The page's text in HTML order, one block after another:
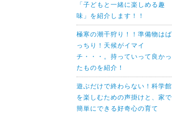
「子どもと一緒に楽しめる趣
味」を紹介します！！
極寒の潮干狩り！！準備物はば
っちり！天候がイマイ
チ・・・。持っていって良かっ
たものを紹介！
遊ぶだけで終わらない！科学館
を楽しむための声掛けと、家で
簡単にできる好奇心の育て